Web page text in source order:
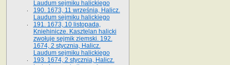
Laudum sejmiku halickiego
190. 1673, 11 września, Halicz.
Laudum sejmiku halickiego
191. 1673, 10 listopada,
Kniehinicze. Kasztelan halicki
zwołuje sejmik ziemski. 192.
1674, 2 stycznia, Halicz.
Laudum sejmiku halickiego
193. 1674, 2 stycznia, Halicz.